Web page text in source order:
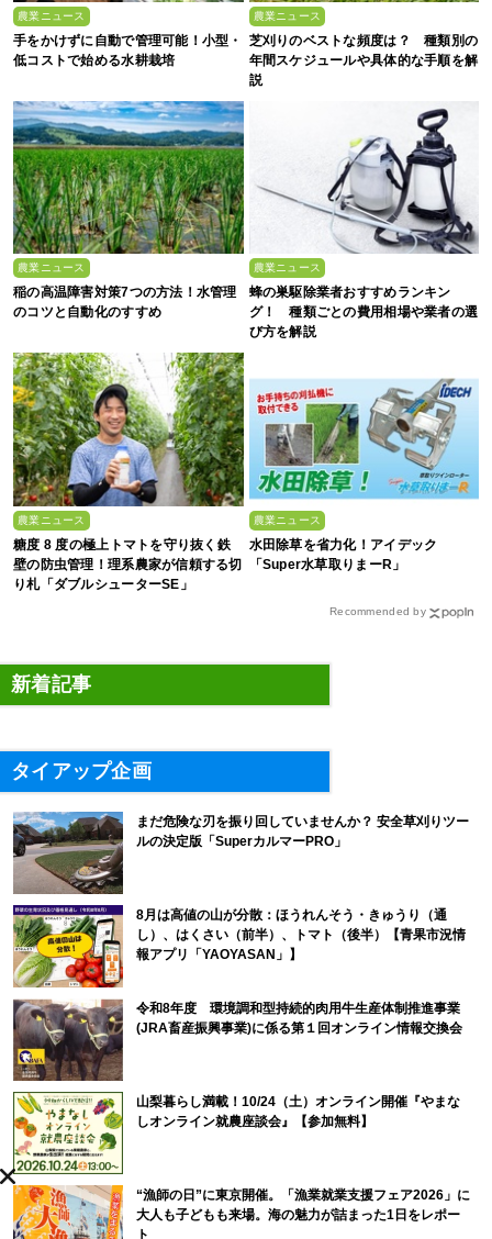
農業ニュース
手をかけずに自動で管理可能！小型・
低コストで始める水耕栽培
農業ニュース
芝刈りのベストな頻度は？ 種類別の
年間スケジュールや具体的な手順を解
説
農業ニュース
稲の高温障害対策7つの方法！水管理
のコツと自動化のすすめ
農業ニュース
蜂の巣駆除業者おすすめランキン
グ！ 種類ごとの費用相場や業者の選
び方を解説
農業ニュース
糖度 8 度の極上トマトを守り抜く鉄
壁の防虫管理！理系農家が信頼する切
り札「ダブルシューターSE」
農業ニュース
水田除草を省力化！アイデック
「Super水草取りまーR」
Recommended by
新着記事
タイアップ企画
まだ危険な刃を振り回していませんか？ 安全草刈りツー
ルの決定版「SuperカルマーPRO」
8月は高値の山が分散：ほうれんそう・きゅうり（通
し）、はくさい（前半）、トマト（後半）【青果市況情
報アプリ「YAOYASAN」】
令和8年度 環境調和型持続的肉用牛生産体制推進事業
(JRA畜産振興事業)に係る第１回オンライン情報交換会
山梨暮らし満載！10/24（土）オンライン開催『やまな
しオンライン就農座談会』【参加無料】
“漁師の日”に東京開催。「漁業就業支援フェア2026」に
大人も子どもも来場。海の魅力が詰まった1日をレポー
ト